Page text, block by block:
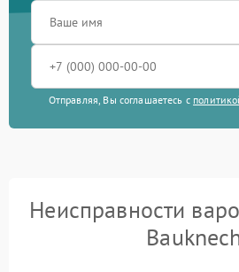
Отправляя, Вы соглашаетесь с
Неисправности